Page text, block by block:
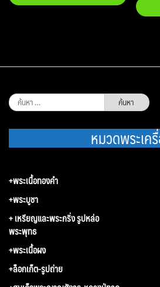
ค้นหา
สำหรับ:
หมวดพระเค
+พระเนื้อทองคำ
+พระบูชา
+ เหรียญและพระกริ่ง รูปหล่อ
พระพุทธ
+พระเนื้อผง
+ล็อกเก็ต-รูปถ่าย